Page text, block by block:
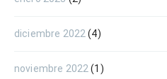
diciembre 2022 (4)
noviembre 2022 (1)